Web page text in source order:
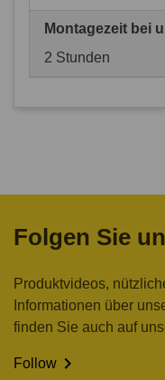
Montagezeit bei
2 Stunden
Folgen Sie
Produktvideos,
Informationen über
finden Sie auch auf
Follow 